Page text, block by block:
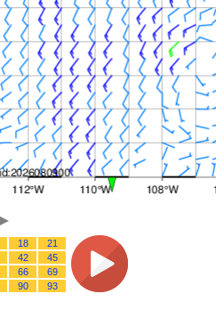
18
21
42
45
66
69
90 93